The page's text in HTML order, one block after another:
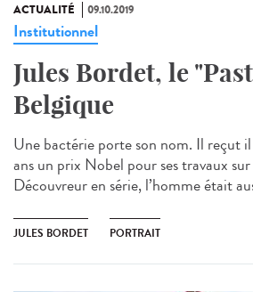
ACTUALITÉ 09.10.2019
Institutionnel
Jules Bordet, le
Belgique
Une bactérie porte son nom. Il reçut
ans un prix Nobel pour ses travaux
Découvreur en série, l’homme était
JULES BORDET PORTRAIT